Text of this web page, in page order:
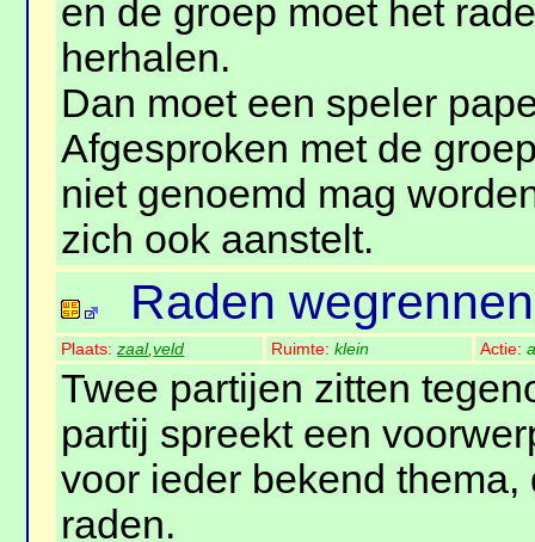
en de groep moet het
herhalen.
Dan moet een speler
Afgesproken met de
niet genoemd mag
zich ook aanstelt.
Raden wegrennen
Plaats:zaal,veld Ruimte:klein Actie:
Twee partijen zitten
partij spreekt een
voor ieder bekend thema,
raden.